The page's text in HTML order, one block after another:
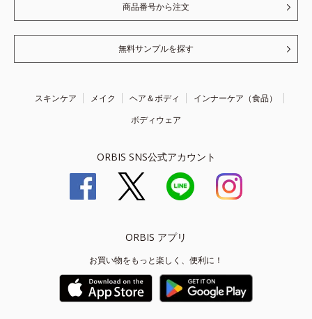
商品番号から注文
無料サンプルを探す
スキンケア メイク ヘア＆ボディ
インナーケア（食品）
ボディウェア
ORBIS SNS公式アカウント
ORBIS アプリ
お買い物をもっと楽しく、便利に！